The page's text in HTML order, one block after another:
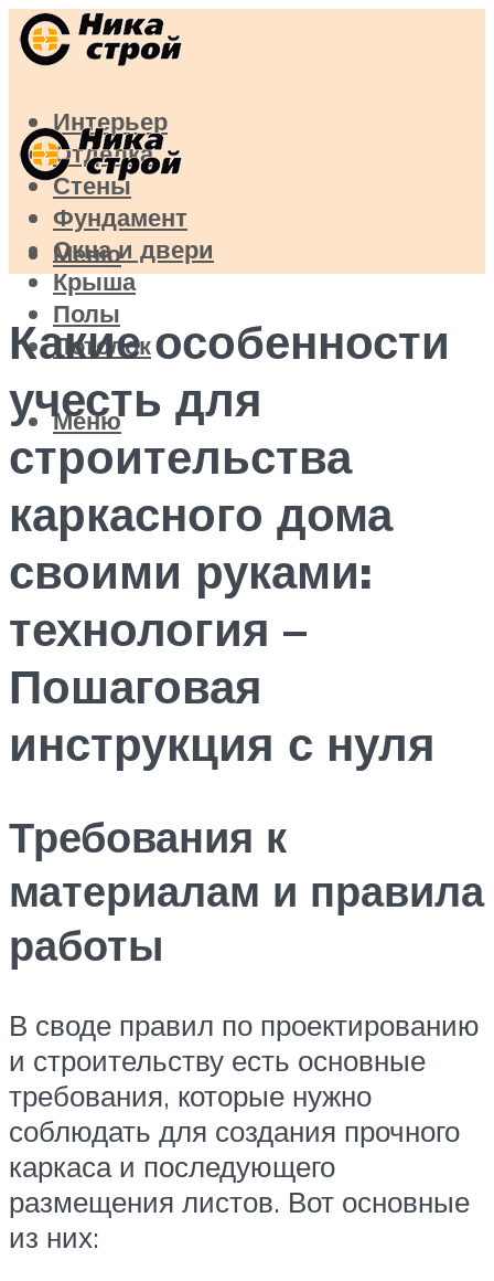
Интерьер
Отделка
Стены
Фундамент
Окна и двери
Крыша
Полы
Потолок
Меню
Меню
Какие особенности
учесть для
строительства
каркасного дома
своими руками:
технология –
Пошаговая
инструкция с нуля
Требования к
материалам и правила
работы
В своде правил по проектированию
и строительству есть основные
требования, которые нужно
соблюдать для создания прочного
каркаса и последующего
размещения листов. Вот основные
из них: